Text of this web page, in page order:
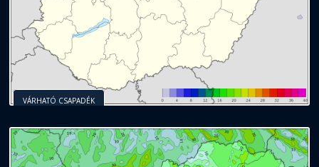
VÁRHATÓ CSAPADÉK